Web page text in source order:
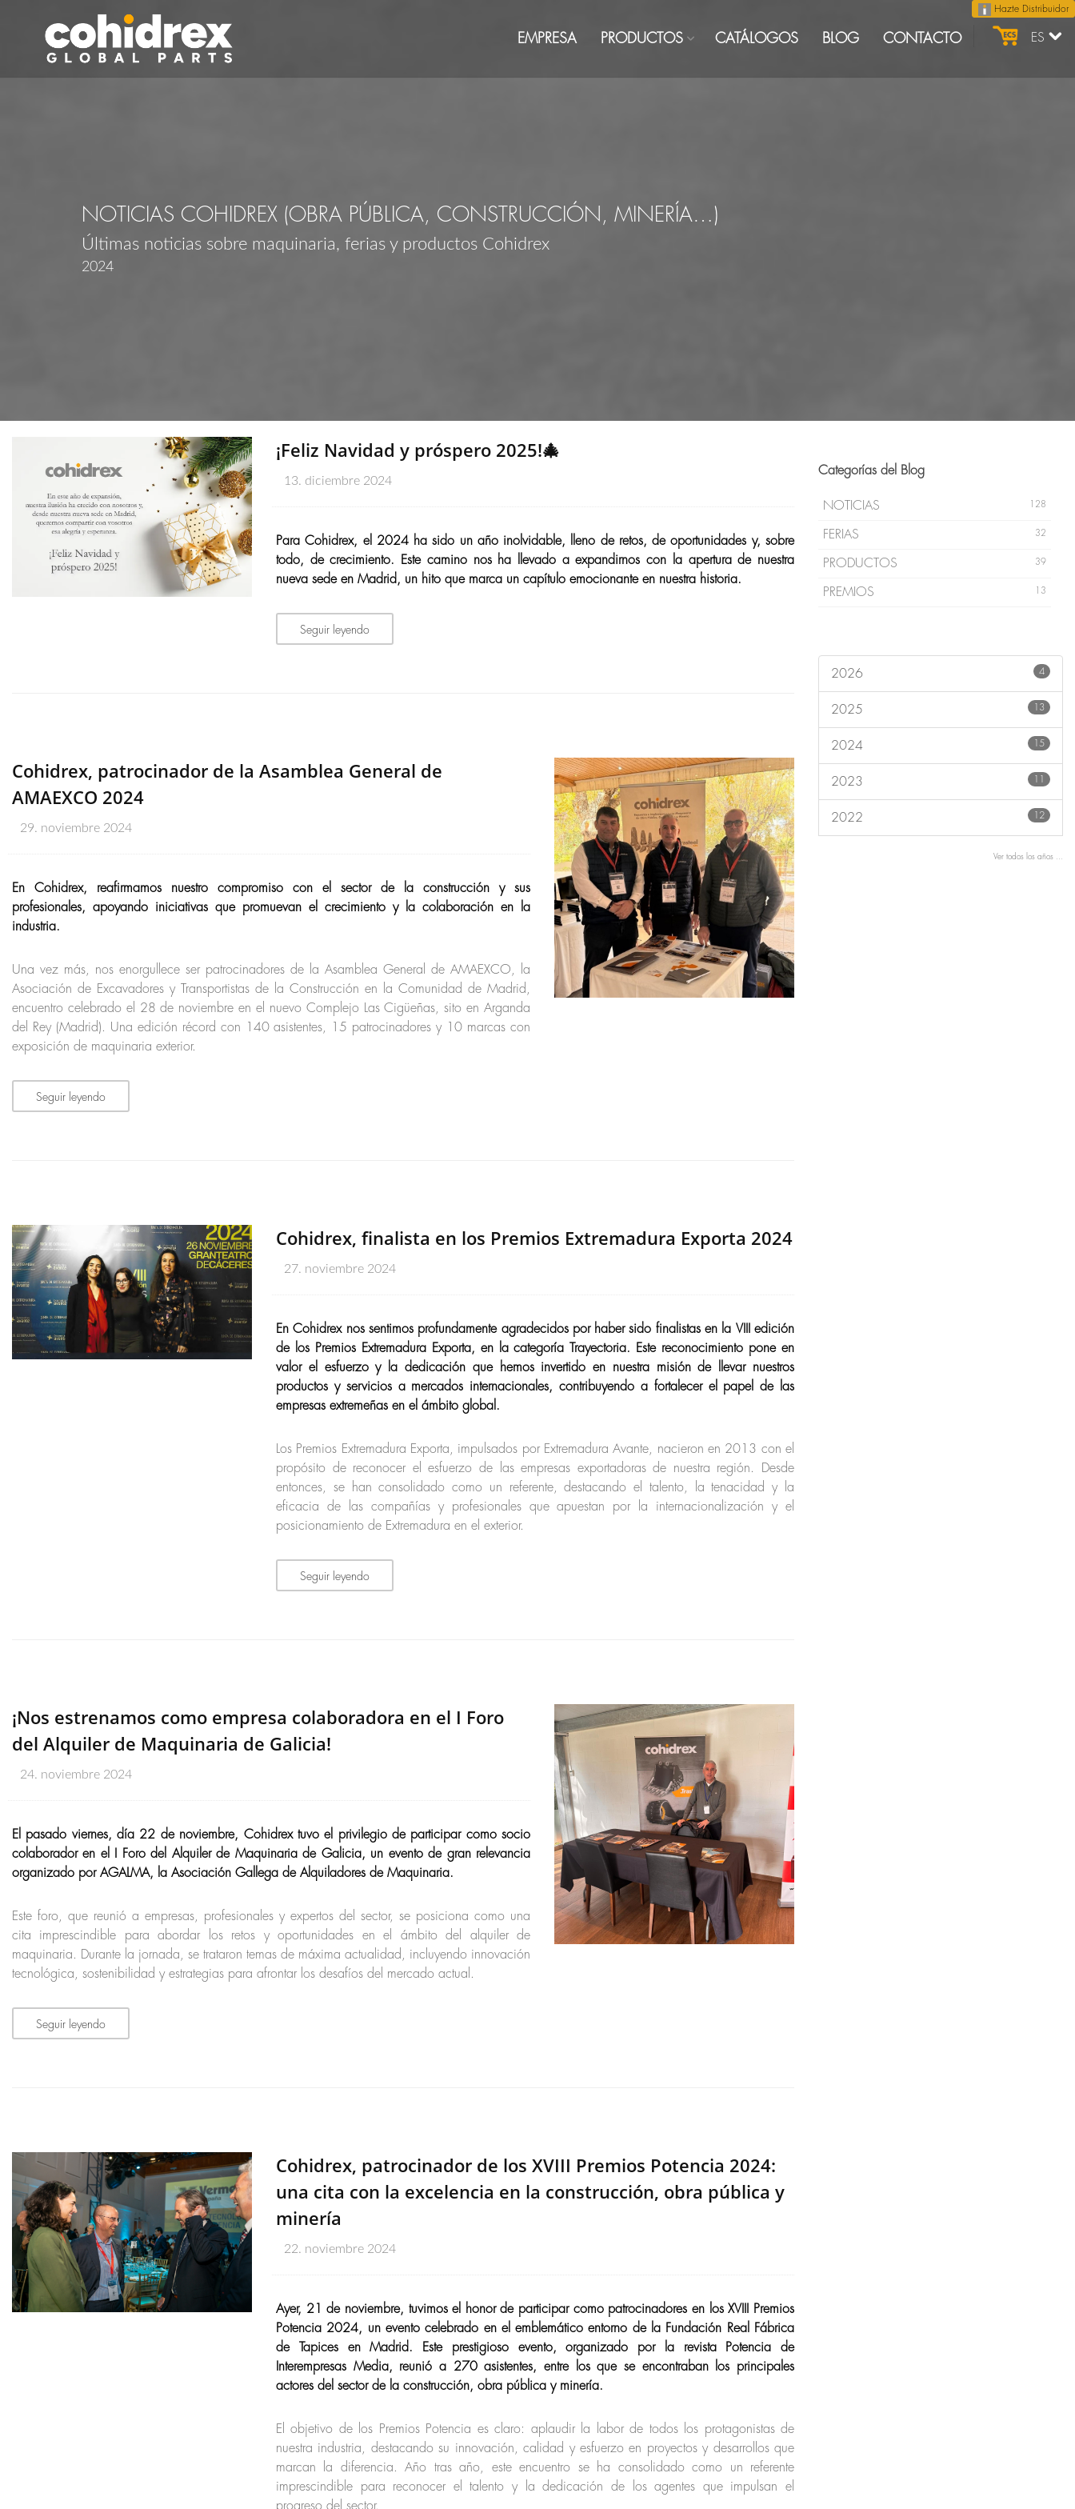
Hazte Distribuidor
ES
EMPRESA PRODUCTOS CATÁLOGOS BLOG CONTACTO
NOTICIAS COHIDREX (OBRA PÚBLICA, CONSTRUCCIÓN, MINERÍA…)
Últimas noticias sobre maquinaria, ferias y productos Cohidrex
2024
¡Feliz Navidad y próspero 2025!🎄
13. diciembre 2024
Para Cohidrex, el 2024 ha sido un año inolvidable, lleno de retos, de oportunidades y, sobre
todo, de crecimiento. Este camino nos ha llevado a expandirnos con la apertura de nuestra
nueva sede en Madrid, un hito que marca un capítulo emocionante en nuestra historia.
Seguir leyendo
Cohidrex, patrocinador de la Asamblea General de
AMAEXCO 2024
29. noviembre 2024
En Cohidrex, reafirmamos nuestro compromiso con el sector de la construcción y sus
profesionales, apoyando iniciativas que promuevan el crecimiento y la colaboración en la
industria.
Una vez más, nos enorgullece ser patrocinadores de la Asamblea General de AMAEXCO, la
Asociación de Excavadores y Transportistas de la Construcción en la Comunidad de Madrid,
encuentro celebrado el 28 de noviembre en el nuevo Complejo Las Cigüeñas, sito en Arganda
del Rey (Madrid). Una edición récord con 140 asistentes, 15 patrocinadores y 10 marcas con
exposición de maquinaria exterior.
Seguir leyendo
Cohidrex, finalista en los Premios Extremadura Exporta 2024
27. noviembre 2024
En Cohidrex nos sentimos profundamente agradecidos por haber sido finalistas en la VIII edición
de los Premios Extremadura Exporta, en la categoría Trayectoria. Este reconocimiento pone en
valor el esfuerzo y la dedicación que hemos invertido en nuestra misión de llevar nuestros
productos y servicios a mercados internacionales, contribuyendo a fortalecer el papel de las
empresas extremeñas en el ámbito global.
Los Premios Extremadura Exporta, impulsados por Extremadura Avante, nacieron en 2013 con el
propósito de reconocer el esfuerzo de las empresas exportadoras de nuestra región. Desde
entonces, se han consolidado como un referente, destacando el talento, la tenacidad y la
eficacia de las compañías y profesionales que apuestan por la internacionalización y el
posicionamiento de Extremadura en el exterior.
Seguir leyendo
¡Nos estrenamos como empresa colaboradora en el I Foro
del Alquiler de Maquinaria de Galicia!
24. noviembre 2024
El pasado viernes, día 22 de noviembre, Cohidrex tuvo el privilegio de participar como socio
colaborador en el I Foro del Alquiler de Maquinaria de Galicia, un evento de gran relevancia
organizado por AGALMA, la Asociación Gallega de Alquiladores de Maquinaria.
Este foro, que reunió a empresas, profesionales y expertos del sector, se posiciona como una
cita imprescindible para abordar los retos y oportunidades en el ámbito del alquiler de
maquinaria. Durante la jornada, se trataron temas de máxima actualidad, incluyendo innovación
tecnológica, sostenibilidad y estrategias para afrontar los desafíos del mercado actual.
Seguir leyendo
Cohidrex, patrocinador de los XVIII Premios Potencia 2024:
una cita con la excelencia en la construcción, obra pública y
minería
22. noviembre 2024
Ayer, 21 de noviembre, tuvimos el honor de participar como patrocinadores en los XVIII Premios
Potencia 2024, un evento celebrado en el emblemático entorno de la Fundación Real Fábrica
de Tapices en Madrid. Este prestigioso evento, organizado por la revista Potencia de
Interempresas Media, reunió a 270 asistentes, entre los que se encontraban los principales
actores del sector de la construcción, obra pública y minería.
El objetivo de los Premios Potencia es claro: aplaudir la labor de todos los protagonistas de
nuestra industria, destacando su innovación, calidad y esfuerzo en proyectos y desarrollos que
marcan la diferencia. Año tras año, este encuentro se ha consolidado como un referente
imprescindible para reconocer el talento y la dedicación de los agentes que impulsan el
progreso del sector.
Categorías del Blog
128
NOTICIAS
32
FERIAS
39
PRODUCTOS
13
PREMIOS
2026 4
2025 13
2024 15
2023 11
2022 12
Ver todos los años ...